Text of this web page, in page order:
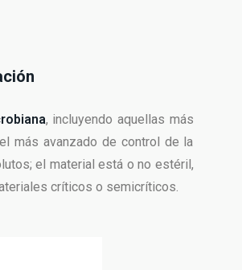
, incluyendo aquellas más
más avanzado de control de la
el material está o no estéril,
críticos o semicríticos.